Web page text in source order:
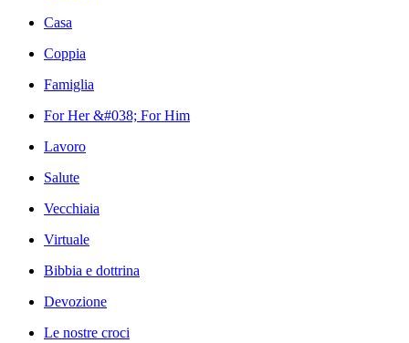
Casa
Coppia
Famiglia
For Her &#038; For Him
Lavoro
Salute
Vecchiaia
Virtuale
Bibbia e dottrina
Devozione
Le nostre croci